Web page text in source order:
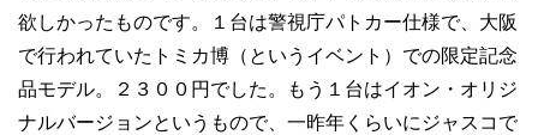
欲しかったものです。１台は警視庁パトカー仕様で、大阪
で行われていたトミカ博（というイベント）での限定記念
品モデル。２３００円でした。もう１台はイオン・オリジ
ナルバージョンというもので、一昨年くらいにジャスコで